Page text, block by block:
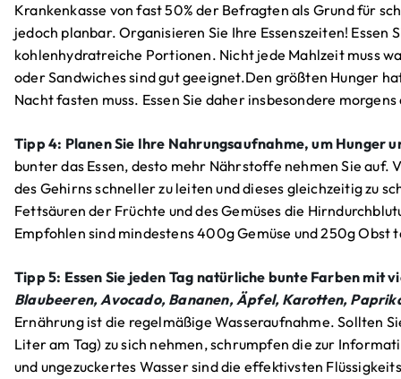
Krankenkasse von fast 50% der Befragten als Grund für
jedoch planbar. Organisieren Sie Ihre Essenszeiten!
kohlenhydratreiche Portionen. Nicht jede Mahlzeit muss
oder Sandwiches sind gut geeignet.Den größten Hunger
Nacht fasten muss. Essen Sie daher insbesondere
Tipp 4: Planen Sie Ihre Nahrungsaufnahme, um Hunger
bunter das Essen, desto mehr Nährstoffe nehmen Sie
des Gehirns schneller zu leiten und dieses gleichzeitig zu
Fettsäuren der Früchte und des Gemüses die
Empfohlen sind mindestens 400g Gemüse und 250g Obst
Tipp 5: Essen Sie jeden Tag natürliche bunte Farben mit
Blaubeeren, Avocado, Bananen, Äpfel, Karotten,
Ernährung ist die regelmäßige Wasseraufnahme. Sollten
Liter am Tag) zu sich nehmen, schrumpfen die zur
und ungezuckertes Wasser sind die effektivsten